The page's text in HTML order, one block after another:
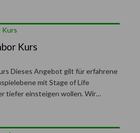
Kurs
Dieses Angebot gilt für erfahrene
mit Stage of Life
tiefer einsteigen wollen. Wir…